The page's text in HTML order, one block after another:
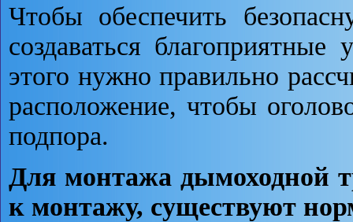
Чтобы обеспечить
создаваться
этого нужно правильно
расположение, чтобы
подпора.
Для монтажа дымоходной
к монтажу, существуют